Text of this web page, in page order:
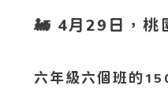
🚂 4月29日，桃
六年級六個班的